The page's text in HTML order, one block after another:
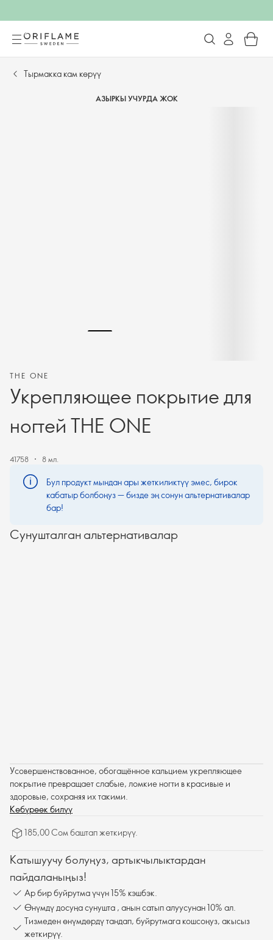
Тырмакка кам көрүү
АЗЫРКЫ УЧУРДА ЖОК
THE ONE
Укрепляющее покрытие для
ногтей THE ONE
41758 8 мл.
Бул продукт мындан ары жеткиликтүү эмес, бирок
кабатыр болбоңуз — бизде эң сонун альтернативалар
бар!
Сунушталган альтернативалар
Усовершенствованное, обогащённое кальцием укрепляющее
покрытие превращает слабые, ломкие ногти в красивые и
здоровые, сохраняя их такими.
Көбүрөөк билүү
185,00 Сом баштап жеткирүү.
Катышуучу болуңуз, артыкчылыктардан
пайдаланыңыз!
Ар бир буйрутма үчүн 15% кэшбэк.
Өнүмдү досуңа сунушта , анын сатып алуусунан 10% ал.
Тизмеден өнүмдөрдү тандап, буйрутмага кошсоңуз, акысыз
жеткирүү.